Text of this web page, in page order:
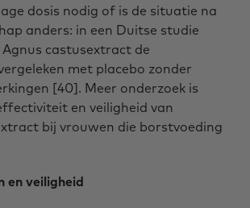
dosis nodig of is de situatie na
anders: in een Duitse studie
castusextract de
met placebo zonder
[40]. Meer onderzoek is
en veiligheid van
bij vrouwen die borstvoeding
en veiligheid